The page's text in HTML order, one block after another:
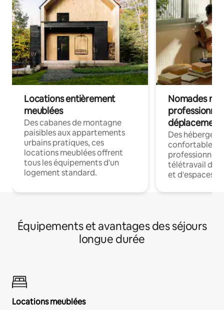
Locations entièrement
meublées
Des cabanes de montagne
paisibles aux appartements
urbains pratiques, ces
locations meublées offrent
tous les équipements d'un
logement standard.
Nomades
déplacement
Des
confortables
professionnels
télétravail
et d'espaces
Équipements et avantages des séjours
longue durée
Locations meublées